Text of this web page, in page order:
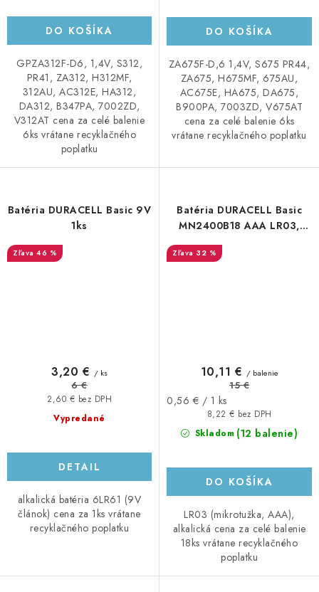
DO KOŠÍKA
GPZA312F-D6, 1,4V, S312,
PR41, ZA312, H312MF,
312AU, AC312E, HA312,
DA312, B347PA, 7002ZD,
V312AT cena za celé balenie
6ks vrátane recyklačného
poplatku
DO KOŠÍKA
ZA675F-D,6 1,4V, S675 PR44,
ZA675, H675MF, 675AU,
AC675E, HA675, DA675,
B900PA, 7003ZD, V675AT
cena za celé balenie 6ks
vrátane recyklačného poplatku
Batéria DURACELL Basic 9V
1ks
46 %
Vypredané
2,60 € bez DPH
3,20 € / ks
6 €
DETAIL
alkalická batéria 6LR61 (9V
článok) cena za 1ks vrátane
recyklačného poplatku
Batéria DURACELL Basic
MN2400B18 AAA LR03,
32 %
Skladom (12 balenie)
8,22 € bez DPH
10,11 € / balenie
15 €
Jednotková
0,56 € / 1 ks
DO KOŠÍKA
LR03 (mikrotužka, AAA),
alkalická cena za celé balenie
18ks vrátane recyklačného
poplatku